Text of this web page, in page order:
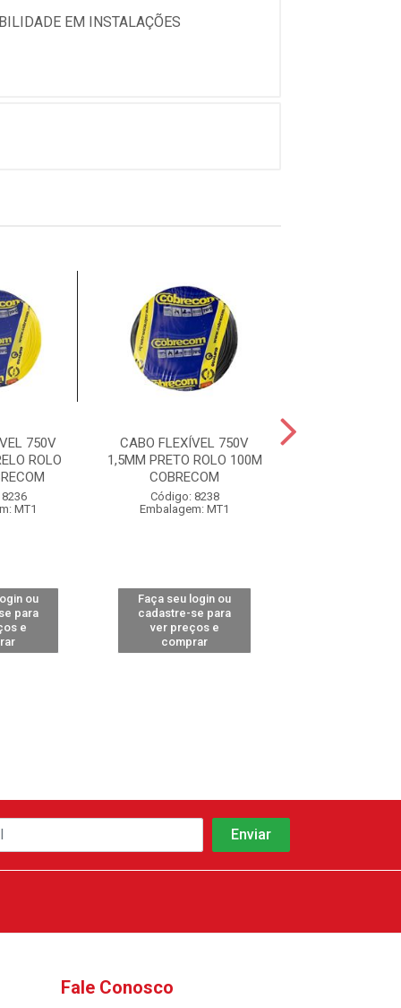
EM INSTALAÇÕES
750V
ROLO
MT1
ou
para
e
CABO FLEXÍVEL 750V
1,5MM PRETO ROLO 100M
COBRECOM
Código: 8238
Embalagem: MT1
Faça seu login ou
cadastre-se para
ver preços e
comprar
Fale Conosco